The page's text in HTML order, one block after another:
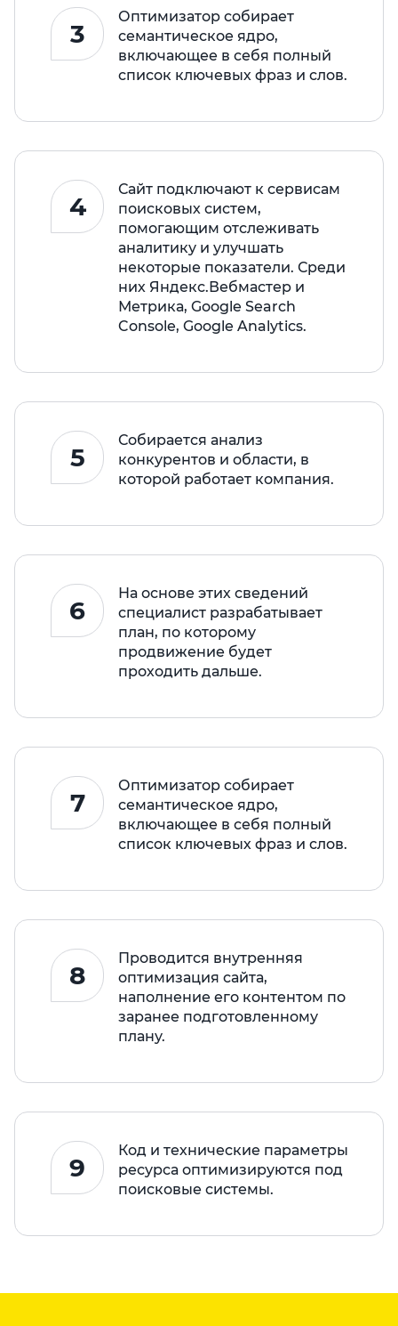
3
Оптимизатор собирает
семантическое ядро,
включающее в себя полный
список ключевых фраз и слов.
4
Сайт подключают к сервисам
поисковых систем,
помогающим отслеживать
аналитику и улучшать
некоторые показатели. Среди
них Яндекс.Вебмастер и
Метрика, Google Search
Console, Google Analytics.
5
Собирается анализ
конкурентов и области, в
которой работает компания.
6
На основе этих сведений
специалист разрабатывает
план, по которому
продвижение будет
проходить дальше.
7
Оптимизатор собирает
семантическое ядро,
включающее в себя полный
список ключевых фраз и слов.
8
Проводится внутренняя
оптимизация сайта,
наполнение его контентом по
заранее подготовленному
плану.
9
Код и технические параметры
ресурса оптимизируются под
поисковые системы.